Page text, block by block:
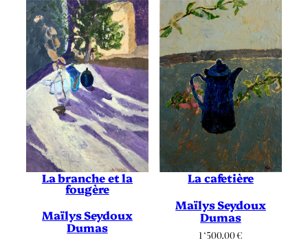
La branche et la
fougère
Maïlys Seydoux
Dumas
La cafetière
Maïlys Seydoux
Dumas
1 ‘500.00€